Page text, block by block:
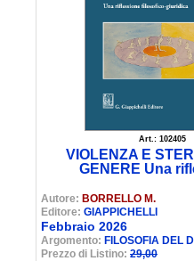
Art.: 102405
VIOLENZA E
GENERE Una
Autore: BORRELLO M.
Editore: GIAPPICHELLI
Febbraio 2026
Argomento: FILOSOFIA DEL
Prezzo di Listino: 29,00